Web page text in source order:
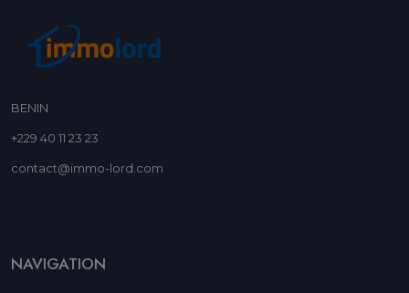
BENIN
+229 40 11 23 23
contact@immo-lord.com
NAVIGATION